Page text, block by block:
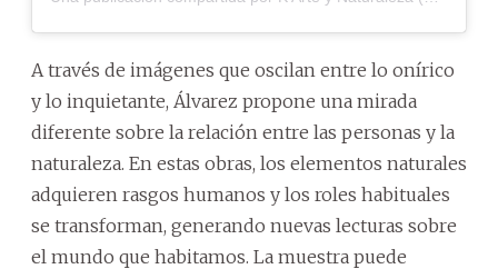
A través de imágenes que oscilan entre lo onírico
y lo inquietante, Álvarez propone una mirada
diferente sobre la relación entre las personas y la
naturaleza. En estas obras, los elementos naturales
adquieren rasgos humanos y los roles habituales
se transforman, generando nuevas lecturas sobre
el mundo que habitamos. La muestra puede